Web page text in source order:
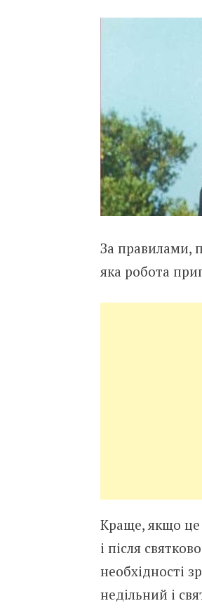
За правилами,
яка робота
Краще, якщо
і після
необхідності
недільний і